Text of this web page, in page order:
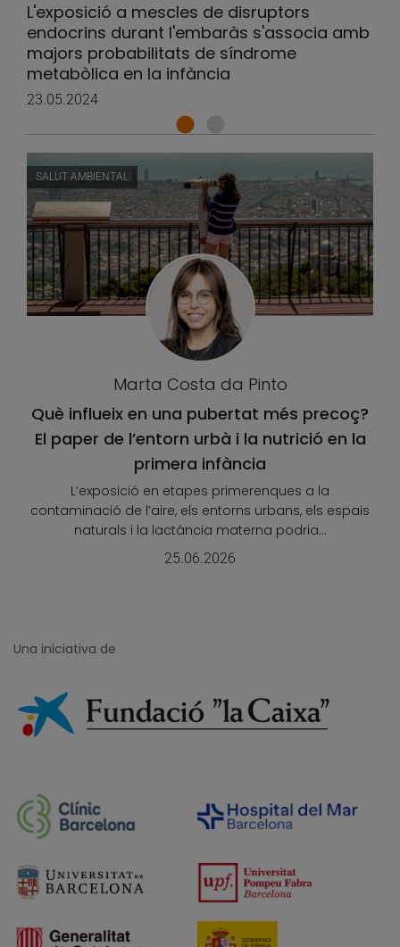
L'exposició a mescles de disruptors
endocrins durant l'embaràs s'associa amb
majors probabilitats de síndrome
metabòlica en la infància
23.05.2024
Marta Costa da Pinto
Què influeix en una pubertat més precoç?
El paper de l’entorn urbà i la nutrició en la
primera infància
L’exposició en etapes primerenques a la
contaminació de l’aire, els entorns urbans, els espais
naturals i la lactància materna podria...
SALUT AMBIENTAL
25.06.2026
Una iniciativa de